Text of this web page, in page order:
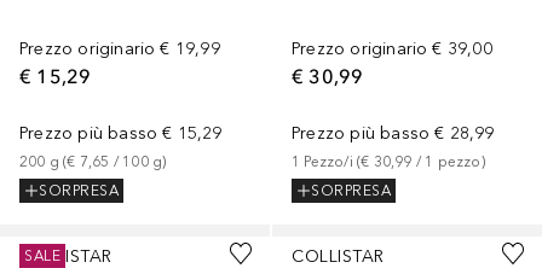
Prezzo originario € 19,99
€ 15,29
Prezzo più basso € 15,29
200 g (€ 7,65 / 100 g)
SORPRESA
Prezzo originario € 39,00
€ 30,99
Prezzo più basso € 28,99
1 Pezzo/i (€ 30,99 / 1 pezzo)
SORPRESA
COLLISTAR
SALE
COLLISTAR